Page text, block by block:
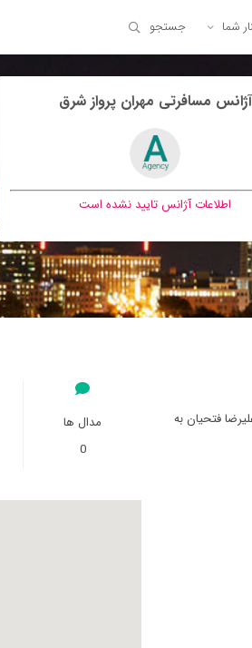
شما جستجو
آژانس مسافرتی مهران پرواز شرق
اطلاعات آژانس تایید نشده است
فتحیان به
مدال ها
0